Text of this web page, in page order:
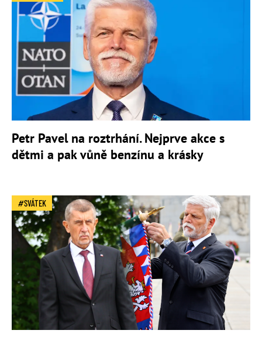
Petr Pavel na roztrhání. Nejprve akce s
dětmi a pak vůně benzínu a krásky
SVÁTEK